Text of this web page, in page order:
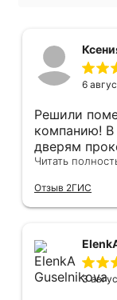
6
Решили
компанию! В офисе все подсказали и по
дверям
фурнитуре.
Монтаж
Сергея
мусор
Читать
Отзыв 2ГИС
3